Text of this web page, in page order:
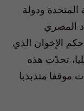
المتحدة ودولة
المصري
الإخوان الذي
تحدّت هذه
موقفا متذبذبا